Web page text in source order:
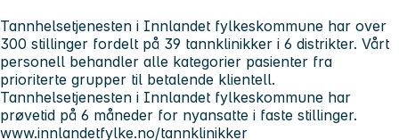
Tannhelsetjenesten i Innlandet fylkeskommune har over
300 stillinger fordelt på 39 tannklinikker i 6 distrikter. Vårt
personell behandler alle kategorier pasienter fra
prioriterte grupper til betalende klientell.
Tannhelsetjenesten i Innlandet fylkeskommune har
prøvetid på 6 måneder for nyansatte i faste stillinger.
www.innlandetfylke.no/tannklinikker